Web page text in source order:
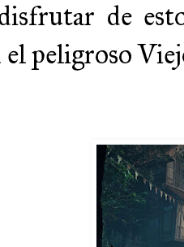
de
el peligroso